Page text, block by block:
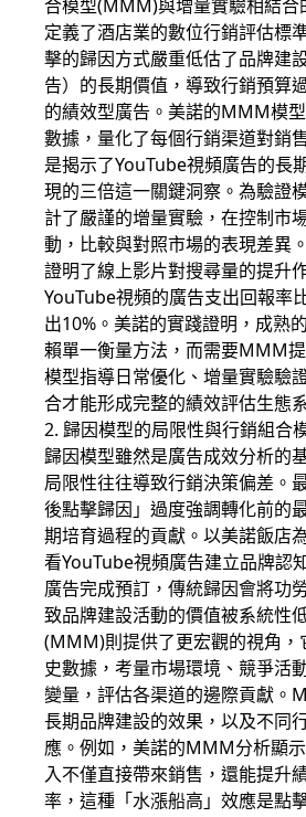
合模型(MMM)與增量實驗相結合
定義了酒店業的數位行銷評估標
擊的歸因方式嚴重低估了品牌建
告）的長期價值，導致行銷預算
的績效型廣告。美諾的MMM模
數據，量化了每個行銷渠道對銷
是揭示了YouTube視頻廣告的長
現的三倍這一關鍵洞察。為驗證
計了嚴謹的增量實驗，在控制市
動，比較與對照市場的表現差異
證明了線上影片對搜尋量的提升
YouTube視頻的廣告支出回報率
出10%。美諾的實踐證明，成熟
賴單一衡量方法，而需要MMM
模型指導日常優化、增量實驗驗
合才能形成完整的績效評估生態
2. 歸因模型的局限性與行銷組合
歸因模型雖然是廣告成效分析的
局限性往往導致行銷決策偏差。
後點擊歸因」過度強調轉化前的
期培育過程的貢獻。以美諾飯店
看YouTube視頻廣告建立品牌認
廣告完成預訂，傳統歸因會將功
致品牌建設活動的價值被系統性
(MMM)則提供了更宏觀的視角，
史數據，考量市場環境、競爭活
變量，評估各渠道的邊際貢獻。
長期品牌建設的效果，以及不同
應。例如，美諾的MMM分析顯
入不僅直接帶來銷售，還能提升
率，這種「水漲船高」效應是點